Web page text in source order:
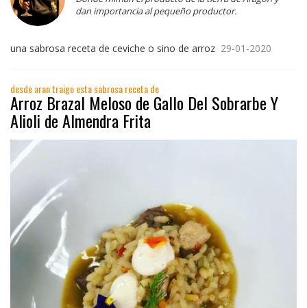
dan importancia al pequeño productor.
una sabrosa receta de ceviche o sino de arroz 29-01-2020
desde aran traigo esta sabrosa receta de
Arroz Brazal Meloso de Gallo Del Sobrarbe Y
Alioli de Almendra Frita